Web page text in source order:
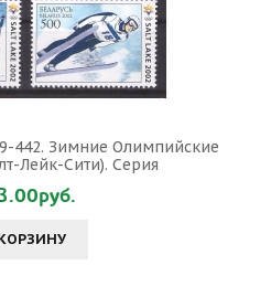
442. Зимние Олимпийские
Лейк-Сити). Серия